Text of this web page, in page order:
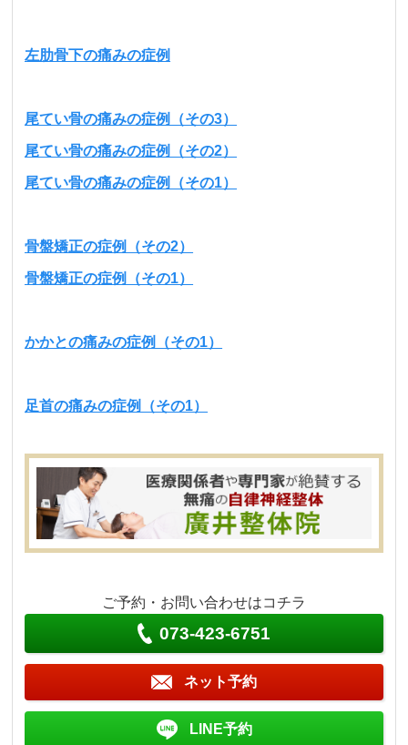
左肋骨下の痛みの症例
尾てい骨の痛みの症例（その3）
尾てい骨の痛みの症例（その2）
尾てい骨の痛みの症例（その1）
骨盤矯正の症例（その2）
骨盤矯正の症例（その1）
かかとの痛みの症例（その1）
足首の痛みの症例（その1）
ご予約・お問い合わせはコチラ
073-423-6751
ネット予約
LINE予約